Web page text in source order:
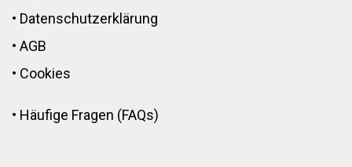
• Datenschutzerklärung
• AGB
• Cookies
• Häufige Fragen (FAQs)